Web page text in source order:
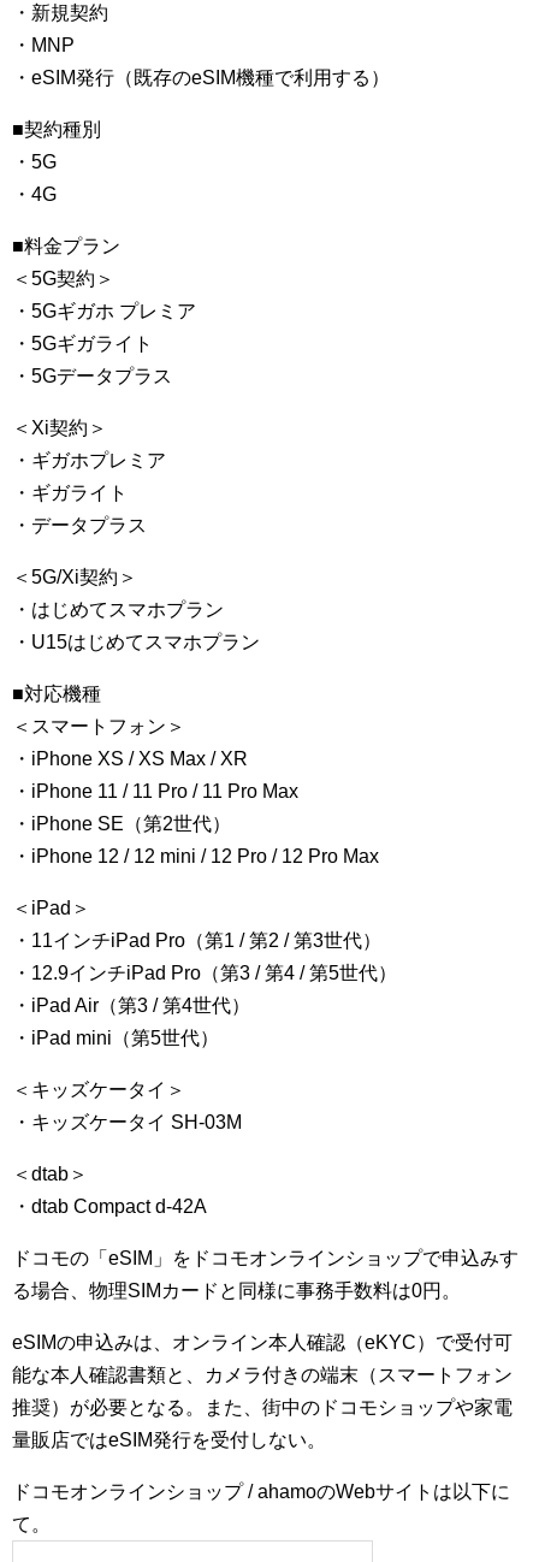
・新規契約
・MNP
・eSIM発行（既存のeSIM機種で利用する）
■契約種別
・5G
・4G
■料金プラン
＜5G契約＞
・5Gギガホ プレミア
・5Gギガライト
・5Gデータプラス
＜Xi契約＞
・ギガホプレミア
・ギガライト
・データプラス
＜5G/Xi契約＞
・はじめてスマホプラン
・U15はじめてスマホプラン
■対応機種
＜スマートフォン＞
・iPhone XS / XS Max / XR
・iPhone 11 / 11 Pro / 11 Pro Max
・iPhone SE（第2世代）
・iPhone 12 / 12 mini / 12 Pro / 12 Pro Max
＜iPad＞
・11インチiPad Pro（第1 / 第2 / 第3世代）
・12.9インチiPad Pro（第3 / 第4 / 第5世代）
・iPad Air（第3 / 第4世代）
・iPad mini（第5世代）
＜キッズケータイ＞
・キッズケータイ SH-03M
＜dtab＞
・dtab Compact d-42A
ドコモの「eSIM」をドコモオンラインショップで申込みす
る場合、物理SIMカードと同様に事務手数料は0円。
eSIMの申込みは、オンライン本人確認（eKYC）で受付可
能な本人確認書類と、カメラ付きの端末（スマートフォン
推奨）が必要となる。また、街中のドコモショップや家電
量販店ではeSIM発行を受付しない。
ドコモオンラインショップ / ahamoのWebサイトは以下に
て。